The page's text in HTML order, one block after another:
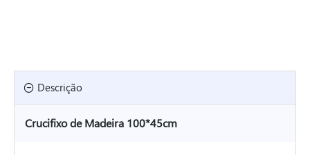
Descrição
Crucifixo de Madeira 100*45cm